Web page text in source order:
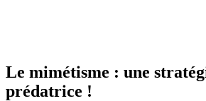
Le mimétisme : une
prédatrice !